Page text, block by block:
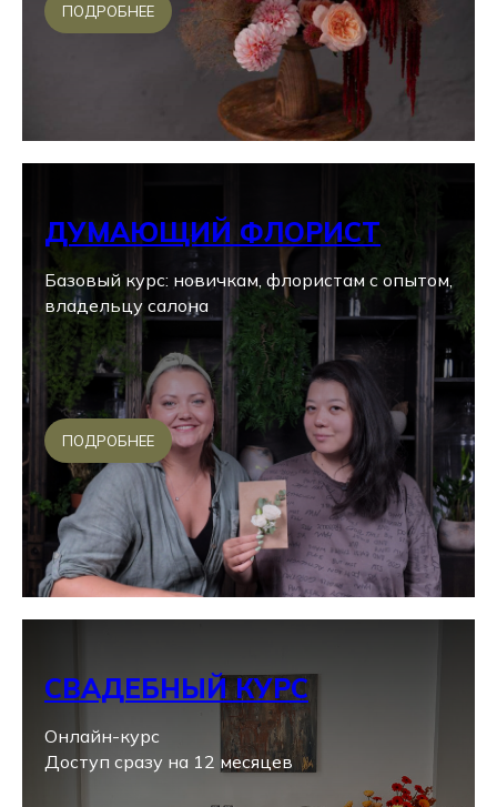
ПОДРОБНЕЕ
ДУМАЮЩИЙ ФЛОРИСТ
Базовый курс: новичкам, флористам с опытом,
владельцу салона
ПОДРОБНЕЕ
СВАДЕБНЫЙ КУРС
Онлайн-курс
Доступ сразу на 12 месяцев